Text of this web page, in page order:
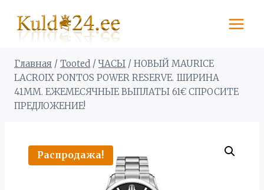
содержимому
Главная / Tooted / ЧАСЫ / НОВЫЙ MAURICE
LACROIX PONTOS POWER RESERVE. ШИРИНА
41MM. ЕЖЕМЕСЯЧНЫЕ ВЫПЛАТЫ 61€ СПРОСИТЕ
ПРЕДЛОЖЕНИЕ!
Распродажа!